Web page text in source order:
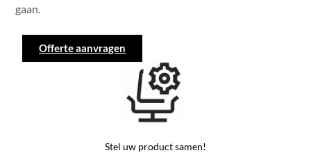
gaan.
Offerte aanvragen
Stel uw product samen!